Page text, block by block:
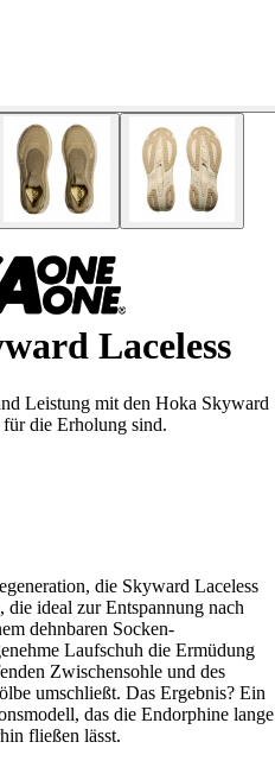
Laceless
Leistung mit den Hoka Skyward
die Erholung sind.
die Skyward Laceless
die ideal zur Entspannung nach
dehnbaren Socken-
Laufschuh die Ermüdung
Zwischensohle und des
umschließt. Das Ergebnis? Ein
das die Endorphine lange
fließen lässt.